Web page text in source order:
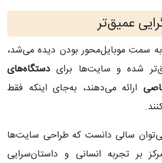
عمیق‌تر
به سمت موبایل‌محور بودن دیده می‌شد،
دستگاه‌های
ارائه می‌دهند، به‌جای اینکه فقط
سالی دانست که طراحی سایت‌ها
بر تجربه انسانی و داستان‌سرایی